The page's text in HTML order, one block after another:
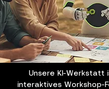
Unsere KI-Werkstatt
interaktives Workshop-